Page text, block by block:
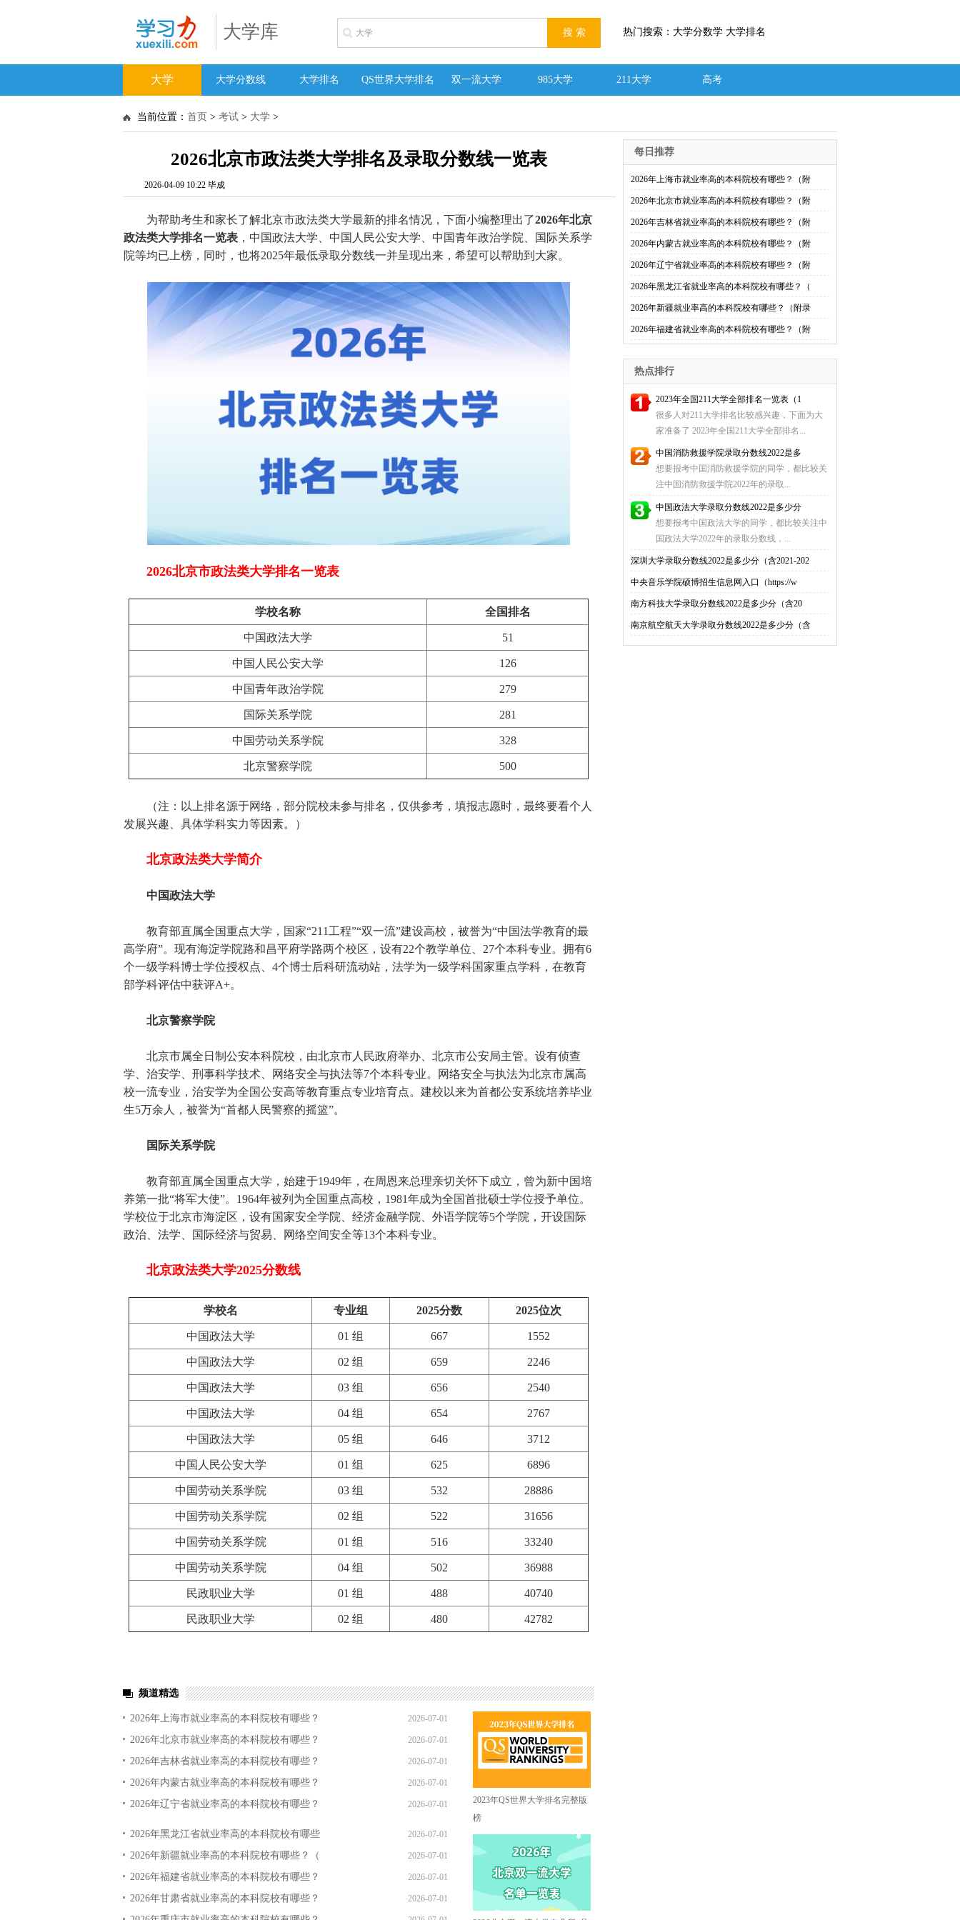
大学库 热门搜索：大学分数学 大学排名
大学 大学分数线 大学排名 QS世界大学排名 双一流大学 985大学 211大学 高考
当前位置： 首页 > 考试 > 大学 >
2026北京市政法类大学排名及录取分数线一览表
2026-04-09 10:22 毕成
为帮助考生和家长了解北京市政法类大学最新的排名情况，下面小编整理出了2026年北京
政法类大学排名一览表 ，中国政法大学、中国人民公安大学、中国青年政治学院、国际关系学
院等均已上榜，同时，也将2025年最低录取分数线一并呈现出来，希望可以帮助到大家。
2026北京市政法类大学排名一览表
学校名称 全国排名
中国政法大学 51
中国人民公安大学 126
中国青年政治学院 279
国际关系学院 281
中国劳动关系学院 328
北京警察学院 500
（注：以上排名源于网络，部分院校未参与排名，仅供参考，填报志愿时，最终要看个人
发展兴趣、具体学科实力等因素。）
北京政法类大学简介
中国政法大学
教育部直属全国重点大学，国家“211工程”“双一流”建设高校，被誉为“中国法学教育的最
高学府”。现有海淀学院路和昌平府学路两个校区，设有22个教学单位、27个本科专业。拥有6
个一级学科博士学位授权点、4个博士后科研流动站，法学为一级学科国家重点学科，在教育
部学科评估中获评A+。
北京警察学院
北京市属全日制公安本科院校，由北京市人民政府举办、北京市公安局主管。设有侦查
学、治安学、刑事科学技术、网络安全与执法等7个本科专业。网络安全与执法为北京市属高
校一流专业，治安学为全国公安高等教育重点专业培育点。建校以来为首都公安系统培养毕业
生5万余人，被誉为“首都人民警察的摇篮”。
国际关系学院
教育部直属全国重点大学，始建于1949年，在周恩来总理亲切关怀下成立，曾为新中国培
养第一批“将军大使”。1964年被列为全国重点高校，1981年成为全国首批硕士学位授予单位。
学校位于北京市海淀区，设有国家安全学院、经济金融学院、外语学院等5个学院，开设国际
政治、法学、国际经济与贸易、网络空间安全等13个本科专业。
北京政法类大学2025分数线
学校名 专业组 2025分数 2025位次
中国政法大学 01 组 667 1552
中国政法大学 02 组 659 2246
中国政法大学 03 组 656 2540
中国政法大学 04 组 654 2767
中国政法大学 05 组 646 3712
中国人民公安大学 01 组 625 6896
中国劳动关系学院 03 组 532 28886
中国劳动关系学院 02 组 522 31656
中国劳动关系学院 01 组 516 33240
中国劳动关系学院 04 组 502 36988
民政职业大学 01 组 488 40740
民政职业大学 02 组 480 42782
频道精选
2026年上海市就业率高的本科院校有哪些？ 2026-07-01
13:32:33
2026年北京市就业率高的本科院校有哪些？ 2026-07-01
13:09:15
2026年吉林省就业率高的本科院校有哪些？ 2026-07-01
11:22:33
2026年内蒙古就业率高的本科院校有哪些？ 2026-07-01
10:43:18
2026年辽宁省就业率高的本科院校有哪些？ 2026-07-01
2026年黑龙江省就业率高的本科院校有哪些 2026-07-01
08:57:03
2026年新疆就业率高的本科院校有哪些？（ 2026-07-01
08:57:02
2026年福建省就业率高的本科院校有哪些？ 2026-07-01
08:57:01
2026年甘肃省就业率高的本科院校有哪些？ 2026-07-01
2023年QS世界大学排名完整版
榜
每日推荐
2026年上海市就业率高的本科院校有哪些？（附
2026年北京市就业率高的本科院校有哪些？（附
2026年吉林省就业率高的本科院校有哪些？（附
2026年内蒙古就业率高的本科院校有哪些？（附
2026年辽宁省就业率高的本科院校有哪些？（附
2026年黑龙江省就业率高的本科院校有哪些？（
2026年新疆就业率高的本科院校有哪些？（附录
2026年福建省就业率高的本科院校有哪些？（附
热点排行
2023年全国211大学全部排名一览表（1
很多人对211大学排名比较感兴趣，下面为大
家准备了 2023年全国211大学全部排名...
中国消防救援学院录取分数线2022是多
想要报考中国消防救援学院的同学，都比较关
注中国消防救援学院2022年的录取...
中国政法大学录取分数线2022是多少分
想要报考中国政法大学的同学，都比较关注中
国政法大学2022年的录取分数线，...
深圳大学录取分数线2022是多少分（含2021-202
中央音乐学院硕博招生信息网入口（https://w
南方科技大学录取分数线2022是多少分（含20
南京航空航天大学录取分数线2022是多少分（含